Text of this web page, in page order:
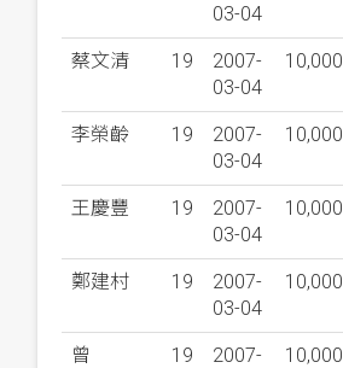
03-04
蔡文清 19
2007-
03-04
10,000
李榮齡 19
2007-
03-04
10,000
王慶豐 19
2007-
03-04
10,000
鄭建村 19
2007-
03-04
10,000
曾
19
2007-
10,000